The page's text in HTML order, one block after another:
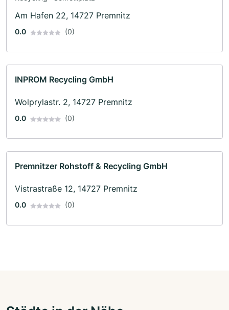
Am Hafen 22, 14727 Premnitz
0.0 (0)
INPROM Recycling GmbH
Wolprylastr. 2, 14727 Premnitz
0.0 (0)
Premnitzer Rohstoff & Recycling GmbH
Vistrastraße 12, 14727 Premnitz
0.0 (0)